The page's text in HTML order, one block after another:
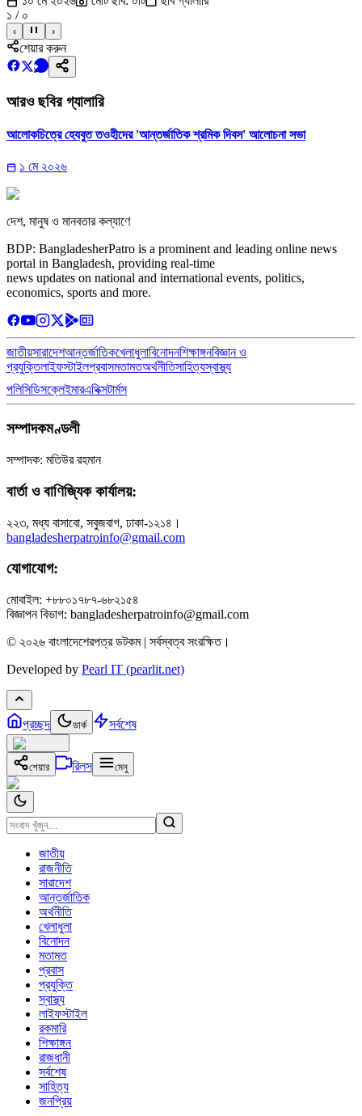
১ / ০
‹ ›
শেয়ার করুন
আরও ছবির গ্যালারি
আলোকচিত্রে হেযবুত তওহীদের 'আন্তর্জাতিক শ্রমিক দিবস' আলোচনা সভা
১ মে ২০২৬
দেশ, মানুষ ও মানবতার কল্যাণে
BDP: BangladesherPatro is a prominent and leading online news
portal in Bangladesh, providing real-time
news updates on national and international events, politics,
economics, sports and more.
জাতীয়সারাদেশআন্তর্জাতিকখেলাধুলাবিনোদনশিক্ষাঙ্গনবিজ্ঞান ও
প্রযুক্তিলাইফস্টাইলপ্রবাসমতামতঅর্থনীতিসাহিত্যস্বাস্থ্য
পলিসিডিসক্লেইমারএথিক্সটার্মস
সম্পাদকমণ্ডলী
সম্পাদক: মতিউর রহমান
বার্তা ও বাণিজ্যিক কার্যালয়:
২২৩, মধ্য বাসাবো, সবুজবাগ, ঢাকা-১২১৪।
bangladesherpatroinfo@gmail.com
যোগাযোগ:
মোবাইল: +৮৮০১৭৮৭-৬৮২১৫৪
বিজ্ঞাপন বিভাগ: bangladesherpatroinfo@gmail.com
© ২০২৬ বাংলাদেশেরপত্র ডটকম | সর্বস্বত্ব সংরক্ষিত।
Developed by Pearl IT (pearlit.net)
প্রচ্ছদ ডার্ক সর্বশেষ
শেয়ার রিলস মেনু
জাতীয়
রাজনীতি
সারাদেশ
আন্তর্জাতিক
অর্থনীতি
খেলাধুলা
বিনোদন
মতামত
প্রবাস
প্রযুক্তি
স্বাস্থ্য
লাইফস্টাইল
রকমারি
শিক্ষাঙ্গন
রাজধানী
সর্বশেষ
সাহিত্য
জনপ্রিয়